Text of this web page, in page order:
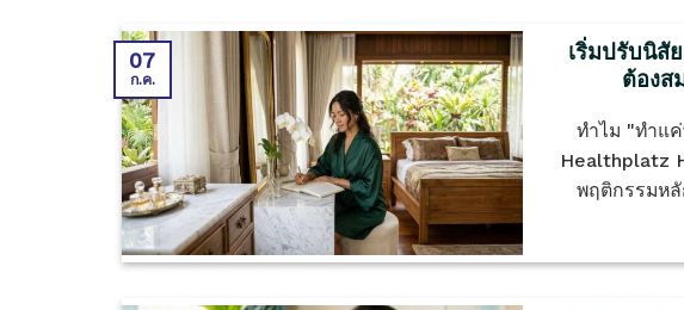
เริ่มปรับนิสั
ต้องส
ทำไม "ทำแ
Healthplatz
พฤติกรรมห
07
ก.ค.